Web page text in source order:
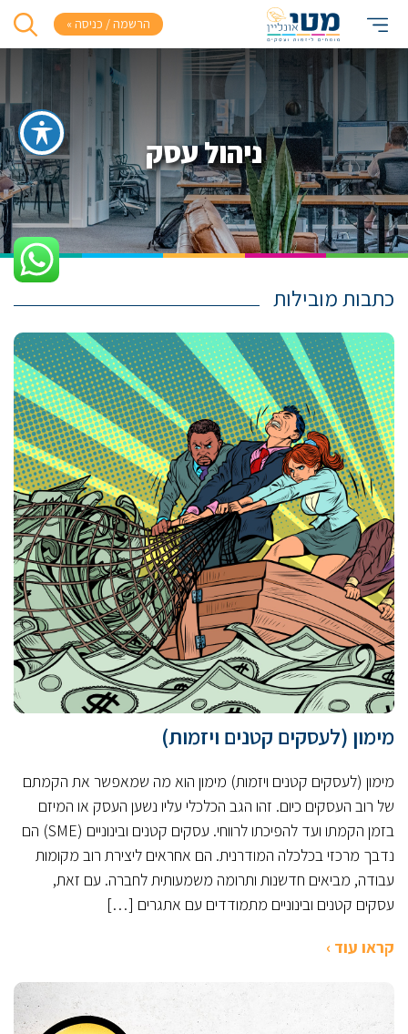
הרשמה / כניסה »
ניהול עסק
כתבות מובילות
מימון (לעסקים קטנים ויזמות)
מימון (לעסקים קטנים ויזמות) מימון הוא מה שמאפשר את הקמתם
של רוב העסקים כיום. זהו הגב הכלכלי עליו נשען העסק או המיזם
בזמן הקמתו ועד להפיכתו לרווחי. עסקים קטנים ובינוניים (SME) הם
נדבך מרכזי בכלכלה המודרנית. הם אחראים ליצירת רוב מקומות
עבודה, מביאים חדשנות ותרומה משמעותית לחברה. עם זאת,
עסקים קטנים ובינוניים מתמודדים עם אתגרים […]
קראו עוד ›